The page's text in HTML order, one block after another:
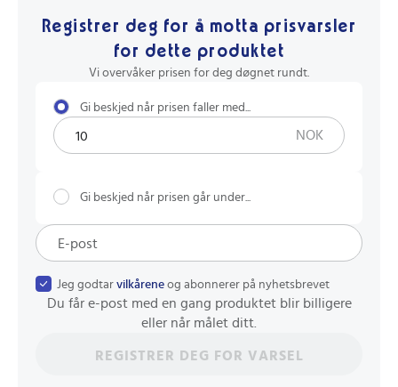
Registrer deg for å motta prisvarsler
for dette produktet
Vi overvåker prisen for deg døgnet rundt.
Gi beskjed når prisen faller med...
NOK
Gi beskjed når prisen går under...
Jeg godtar vilkårene og abonnerer på nyhetsbrevet
Du får e-post med en gang produktet blir billigere
eller når målet ditt.
REGISTRER DEG FOR VARSEL